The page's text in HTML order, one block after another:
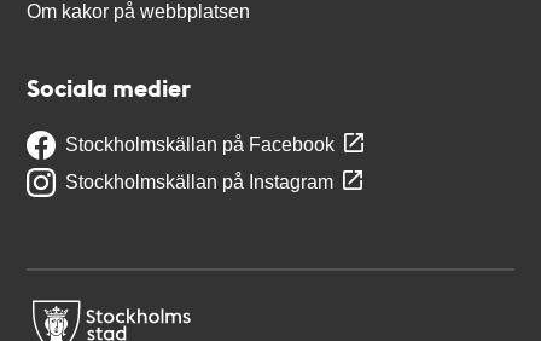
Om kakor på webbplatsen
Sociala medier
Stockholmskällan på Facebook
Stockholmskällan på Instagram